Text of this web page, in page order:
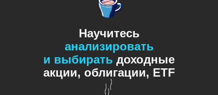
Научитесь
анализировать
и выбирать доходные
акции, облигации, ETF